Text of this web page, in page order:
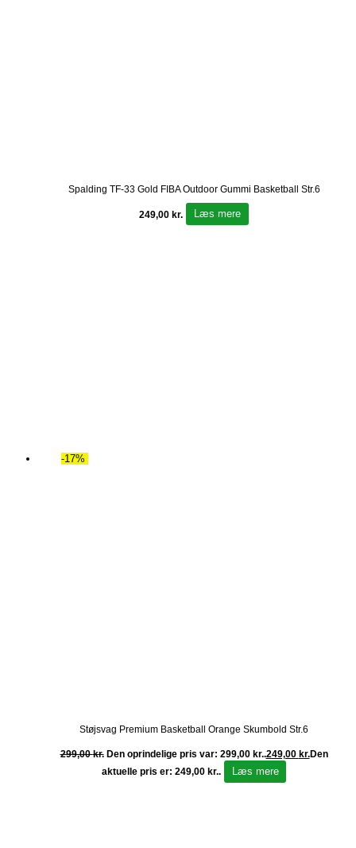
Spalding TF-33 Gold FIBA Outdoor Gummi Basketball Str.6
249,00kr. Læs mere
-17%
Støjsvag Premium Basketball Orange Skumbold Str.6
299,00kr. Den oprindelige pris var: 299,00 kr..249,00 kr.Den
aktuelle pris er: 249,00 kr..
Læs mere